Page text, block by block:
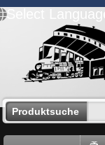
Select
Produktsuche